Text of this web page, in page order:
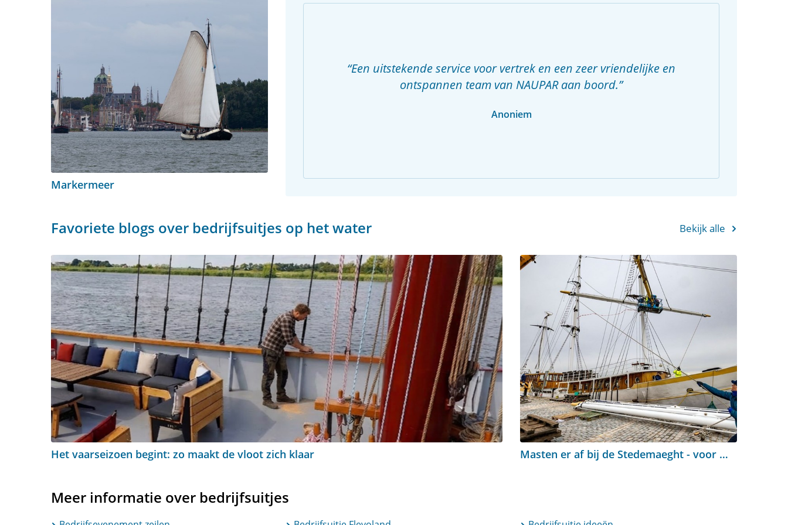
Markermeer
Een uitstekende service voor vertrek en een zeer vriendelijke en
ontspannen team van NAUPAR aan boord.
Anoniem
Favoriete blogs over bedrijfsuitjes op het water Bekijk alle
Het vaarseizoen begint: zo maakt de vloot zich klaar Masten er af bij de Stedemaeght - voor het eerst in 32 jaar
Meer informatie over bedrijfsuitjes